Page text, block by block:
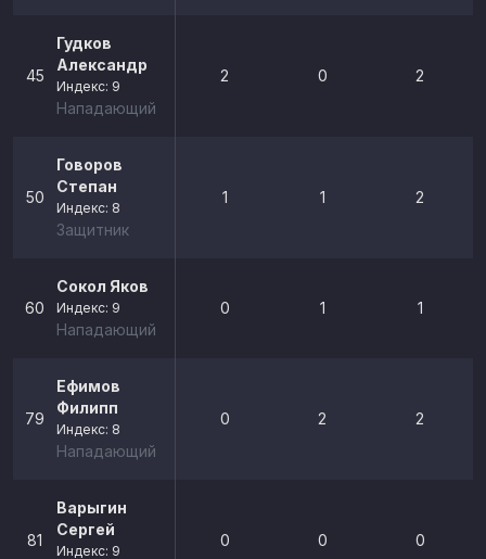
45
Гудков
Александр
Индекс: 9
Нападающий
2 0 2
50
Говоров
Степан
Индекс: 8
Защитник
1 1 2
60
Сокол Яков
Индекс: 9
Нападающий
0 1 1
79
Ефимов
Филипп
Индекс: 8
Нападающий
0 2 2
81
Варыгин
Сергей
Индекс: 9
0 0 0